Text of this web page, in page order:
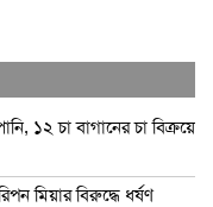
১২ চা বাগানের চা বিক্রয়ে
মিয়ার বিরুদ্ধে ধর্ষণ